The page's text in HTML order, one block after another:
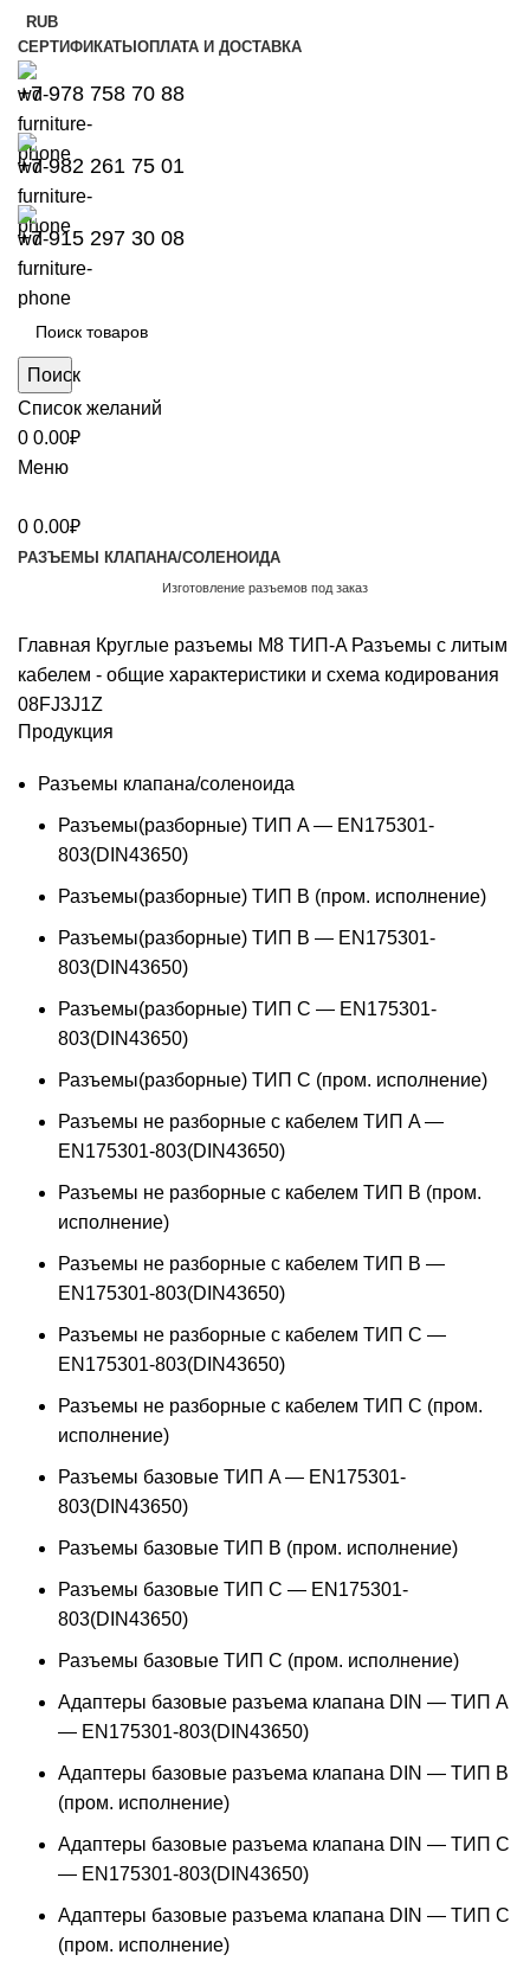
RUB
СЕРТИФИКАТЫОПЛАТА И ДОСТАВКА
+7 978 758 70 88
+7 982 261 75 01
+7 915 297 30 08
Поиск
Список желаний
0 0.00₽
Меню
0 0.00₽
РАЗЪЕМЫ КЛАПАНА/СОЛЕНОИДА
Изготовление разъемов под заказ
Главная Круглые разъемы M8 ТИП-A Разъемы с литым
кабелем - общие характеристики и схема кодирования
08FJ3J1Z
Продукция
Разъемы клапана/соленоида
Разъемы(разборные) ТИП A — EN175301-
803(DIN43650)
Разъемы(разборные) ТИП В (пром. исполнение)
Разъемы(разборные) ТИП B — EN175301-
803(DIN43650)
Разъемы(разборные) ТИП C — EN175301-
803(DIN43650)
Разъемы(разборные) ТИП С (пром. исполнение)
Разъемы не разборные с кабелем ТИП A —
EN175301-803(DIN43650)
Разъемы не разборные с кабелем ТИП B (пром.
исполнение)
Разъемы не разборные с кабелем ТИП B —
EN175301-803(DIN43650)
Разъемы не разборные с кабелем ТИП C —
EN175301-803(DIN43650)
Разъемы не разборные с кабелем ТИП C (пром.
исполнение)
Разъемы базовые ТИП A — EN175301-
803(DIN43650)
Разъемы базовые ТИП В (пром. исполнение)
Разъемы базовые ТИП C — EN175301-
803(DIN43650)
Разъемы базовые ТИП C (пром. исполнение)
Адаптеры базовые разъема клапана DIN — ТИП A
— EN175301-803(DIN43650)
Адаптеры базовые разъема клапана DIN — ТИП B
(пром. исполнение)
Адаптеры базовые разъема клапана DIN — ТИП C
— EN175301-803(DIN43650)
Адаптеры базовые разъема клапана DIN — ТИП C
(пром. исполнение)